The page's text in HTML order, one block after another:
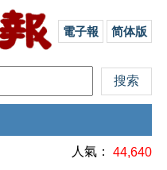
電子報 简体版
人氣： 44,640